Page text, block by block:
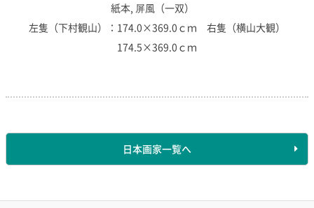
紙本, 屏風（一双）
左隻（下村観山）：174.0×369.0ｃｍ 右隻（横山大観）
174.5×369.0ｃｍ
日本画家一覧へ